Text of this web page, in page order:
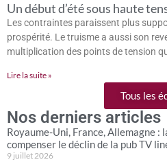
Un début d’été sous haute
Les contraintes paraissent plus
prospérité. Le truisme a aussi son
multiplication des points de tension
Lire la suite »
Tous les
Nos derniers articles
Royaume-Uni, France, Allemagne :
compenser le déclin de la pub TV
9 juillet 2026